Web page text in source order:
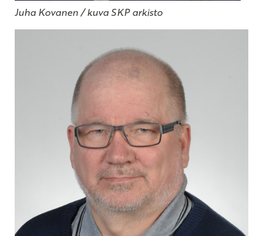
Juha Kovanen / kuva SKP arkisto